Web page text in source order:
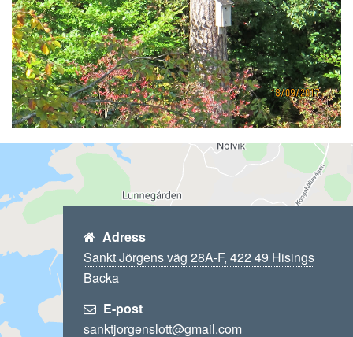
Adress
Sankt Jörgens väg 28A-F, 422 49 Hisings
Backa
E-post